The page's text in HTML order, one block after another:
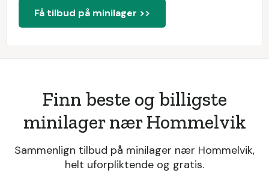
Få tilbud på minilager >>
Finn beste og billigste
minilager nær Hommelvik
Sammenlign tilbud på minilager nær Hommelvik,
helt uforpliktende og gratis.